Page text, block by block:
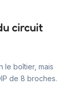
circuit
le boîtier, mais
de 8 broches.